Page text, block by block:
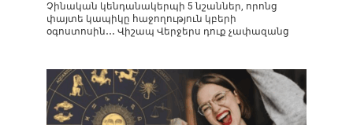
Չինական կենդանակերպի 5 նշաններ, որոնց
փայտե կապիկը հաջողություն կբերի
օգոստոսին․․․ Վիշապ Վերջերս դուք չափազանց